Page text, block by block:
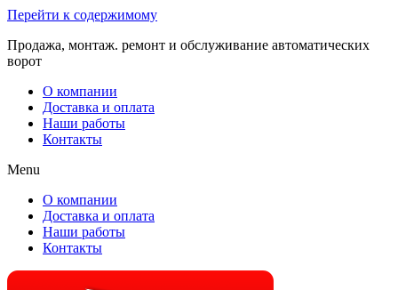
Перейти к содержимому
Продажа, монтаж. ремонт и обслуживание автоматических
ворот
О компании
Доставка и оплата
Наши работы
Контакты
Menu
О компании
Доставка и оплата
Наши работы
Контакты